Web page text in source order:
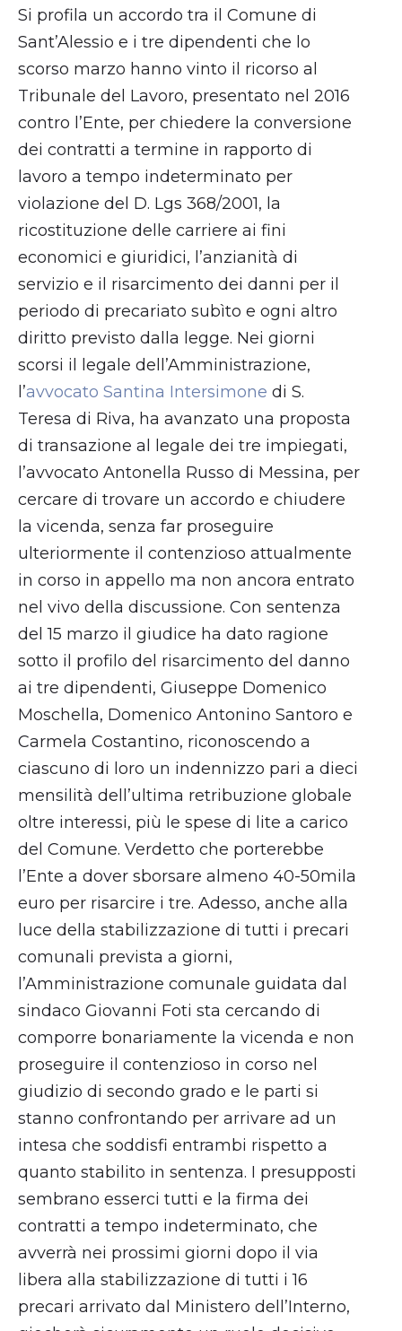
Si profila un accordo tra il Comune di
Sant’Alessio e i tre dipendenti che lo
scorso marzo hanno vinto il ricorso al
Tribunale del Lavoro, presentato nel 2016
contro l’Ente, per chiedere la conversione
dei contratti a termine in rapporto di
lavoro a tempo indeterminato per
violazione del D. Lgs 368/2001, la
ricostituzione delle carriere ai fini
economici e giuridici, l’anzianità di
servizio e il risarcimento dei danni per il
periodo di precariato subìto e ogni altro
diritto previsto dalla legge. Nei giorni
scorsi il legale dell’Amministrazione,
l’avvocato Santina Intersimone di S.
Teresa di Riva, ha avanzato una proposta
di transazione al legale dei tre impiegati,
l’avvocato Antonella Russo di Messina, per
cercare di trovare un accordo e chiudere
la vicenda, senza far proseguire
ulteriormente il contenzioso attualmente
in corso in appello ma non ancora entrato
nel vivo della discussione. Con sentenza
del 15 marzo il giudice ha dato ragione
sotto il profilo del risarcimento del danno
ai tre dipendenti, Giuseppe Domenico
Moschella, Domenico Antonino Santoro e
Carmela Costantino, riconoscendo a
ciascuno di loro un indennizzo pari a dieci
mensilità dell’ultima retribuzione globale
oltre interessi, più le spese di lite a carico
del Comune. Verdetto che porterebbe
l’Ente a dover sborsare almeno 40-50mila
euro per risarcire i tre. Adesso, anche alla
luce della stabilizzazione di tutti i precari
comunali prevista a giorni,
l’Amministrazione comunale guidata dal
sindaco Giovanni Foti sta cercando di
comporre bonariamente la vicenda e non
proseguire il contenzioso in corso nel
giudizio di secondo grado e le parti si
stanno confrontando per arrivare ad un
intesa che soddisfi entrambi rispetto a
quanto stabilito in sentenza. I presupposti
sembrano esserci tutti e la firma dei
contratti a tempo indeterminato, che
avverrà nei prossimi giorni dopo il via
libera alla stabilizzazione di tutti i 16
precari arrivato dal Ministero dell’Interno,